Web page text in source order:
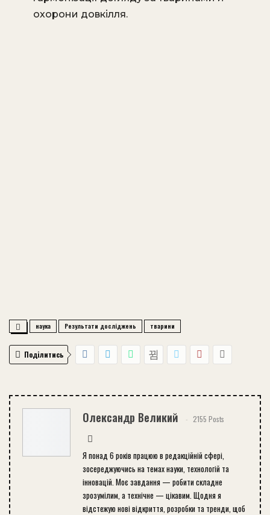
охорони довкілля.
наука Результати досліджень тварини
Поділитись
Олександр Великий 2155 Posts
Я понад 6 років працюю в редакційній сфері,
зосереджуючись на темах науки, технологій та
інновацій. Моє завдання — робити складне
зрозумілим, а технічне — цікавим. Щодня я
відстежую нові відкриття, розробки та тренди, щоб